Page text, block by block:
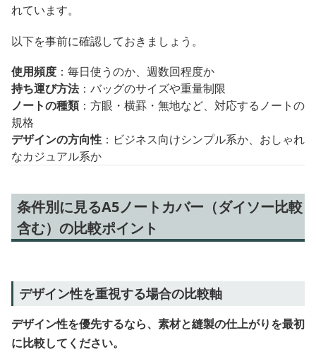
れています。
以下を事前に確認しておきましょう。
使用頻度 ：毎日使うのか、週数回程度か
持ち運び方法：バッグのサイズや重量制限
ノートの種類：方眼・横罫・無地など、対応するノートの
規格
デザインの方向性 ：ビジネス向けシンプル系か、おしゃれ
なカジュアル系か
条件別に見るA5ノートカバー（ダイソー比較
含む）の比較ポイント
デザイン性を重視する場合の比較軸
デザイン性を優先するなら、素材と縫製の仕上がりを最初
に比較してください。